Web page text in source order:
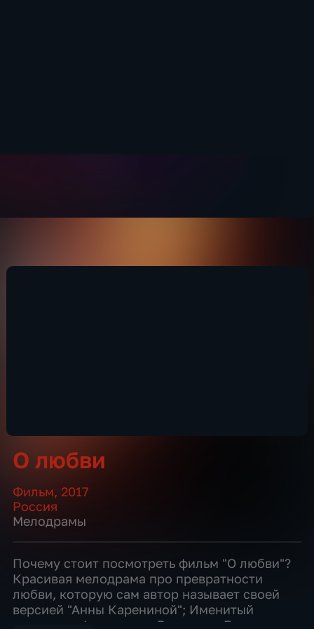
О любви
Фильм, 2017
Россия
Мелодрамы
Почему стоит посмотреть фильм "О любви"?
Красивая мелодрама про превратности
любви, которую сам автор называет своей
версией "Анны Карениной"; Именитый
режиссер: фильм снял Владимир Бортко,